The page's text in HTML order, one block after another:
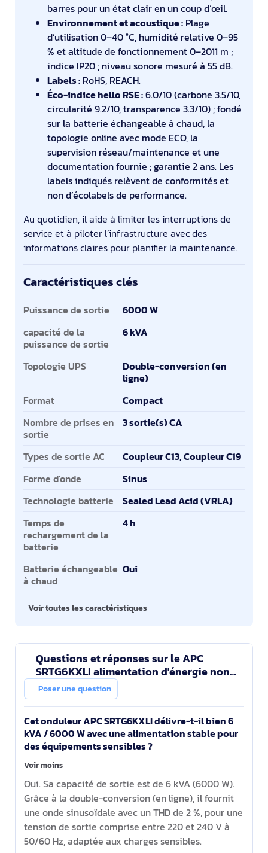
barres pour un état clair en un coup d’œil.
Environnement et acoustique : Plage
d’utilisation 0–40 °C, humidité relative 0–95
% et altitude de fonctionnement 0–2011 m ;
indice IP20 ; niveau sonore mesuré à 55 dB.
Labels : RoHS, REACH.
Éco-indice hello RSE :6.0/10 (carbone 3.5/10,
circularité 9.2/10, transparence 3.3/10) ; fondé
sur la batterie échangeable à chaud, la
topologie online avec mode ECO, la
supervision réseau/maintenance et une
documentation fournie ; garantie 2 ans. Les
labels indiqués relèvent de conformités et
non d’écolabels de performance.
Au quotidien, il aide à limiter les interruptions de
service et à piloter l’infrastructure avec des
informations claires pour planifier la maintenance.
Caractéristiques clés
Caractéristiques clés
Puissance de sortie
6000 W
capacité de la
puissance de sortie
6 kVA
Topologie UPS
Double-conversion (en
ligne)
Format
Compact
Nombre de prises en
sortie
3 sortie(s) CA
Types de sortie AC
Coupleur C13, Coupleur C19
Forme d'onde
Sinus
Technologie batterie
Sealed Lead Acid (VRLA)
Temps de
rechargement de la
batterie
4 h
Batterie échangeable
à chaud
Oui
Voir toutes les caractéristiques
Questions et réponses sur le APC
SRTG6KXLI alimentation d'énergie non
interruptible Double-conversion (en
ligne) 6 kVA 6000 W 3 s
Poser une question
Cet onduleur APC SRTG6KXLI délivre-t-il bien 6
kVA / 6000 W avec une alimentation stable pour
des équipements sensibles ?
Voir moins
Oui. Sa capacité de sortie est de 6 kVA (6000 W).
Grâce à la double-conversion (en ligne), il fournit
une onde sinusoïdale avec un THD de 2 %, pour une
tension de sortie comprise entre 220 et 240 V à
50/60 Hz, adaptée aux charges sensibles.